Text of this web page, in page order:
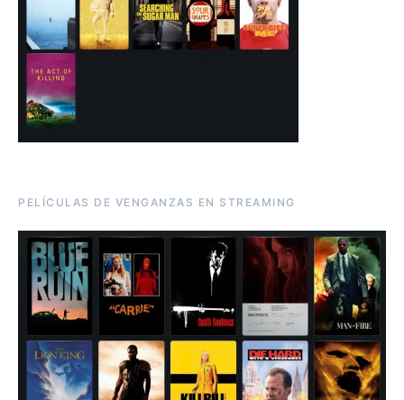
PELÍCULAS DE VENGANZAS EN STREAMING